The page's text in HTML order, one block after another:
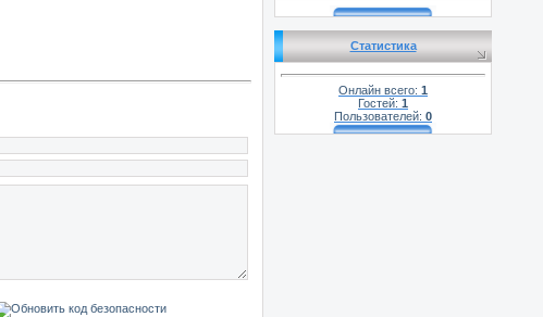
Статистика
Онлайн всего: 1
Гостей: 1
Пользователей: 0